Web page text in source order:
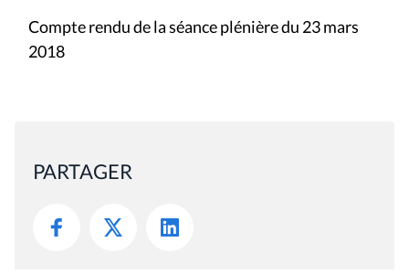
Compte rendu de la séance plénière du 23 mars
2018
PARTAGER